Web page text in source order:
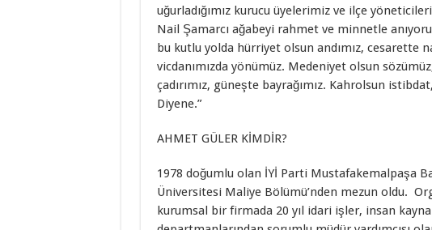
uğurladığımız kurucu üyelerimiz ve ilçe
Nail Şamarcı ağabeyi rahmet ve minnetle
bu kutlu yolda hürriyet olsun andımız, cesarette
vicdanımızda yönümüz. Medeniyet olsun
çadırımız, güneşte bayrağımız. Kahrolsun
Diyene.”
AHMET GÜLER KİMDİR?
1978 doğumlu olan İYİ Parti Mustafakemalpaşa
Üniversitesi Maliye Bölümü’nden mezun oldu.
kurumsal bir firmada 20 yıl idari işler, insan